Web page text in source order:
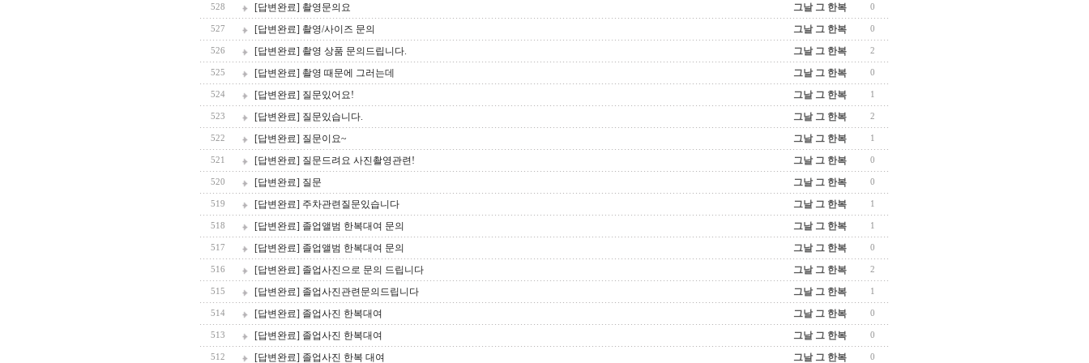
528 [답변완료] 촬영문의요 그날 그 한복 0
527 [답변완료] 촬영/사이즈 문의 그날 그 한복 0
526 [답변완료] 촬영 상품 문의드립니다. 그날 그 한복 2
525 [답변완료] 촬영 때문에 그러는데 그날 그 한복 0
524 [답변완료] 질문있어요! 그날 그 한복 1
523 [답변완료] 질문있습니다. 그날 그 한복 2
522 [답변완료] 질문이요~ 그날 그 한복 1
521 [답변완료] 질문드려요 사진촬영관련! 그날 그 한복 0
520 [답변완료] 질문 그날 그 한복 0
519 [답변완료] 주차관련질문있습니다 그날 그 한복 1
518 [답변완료] 졸업앨범 한복대여 문의 그날 그 한복 1
517 [답변완료] 졸업앨범 한복대여 문의 그날 그 한복 0
516 [답변완료] 졸업사진으로 문의 드립니다 그날 그 한복 2
515 [답변완료] 졸업사진관련문의드립니다 그날 그 한복 1
514 [답변완료] 졸업사진 한복대여 그날 그 한복 0
513 [답변완료] 졸업사진 한복대여 그날 그 한복 0
512 [답변완료] 졸업사진 한복 대여 그날 그 한복 0